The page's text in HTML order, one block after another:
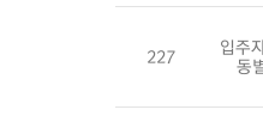
227
입주
동